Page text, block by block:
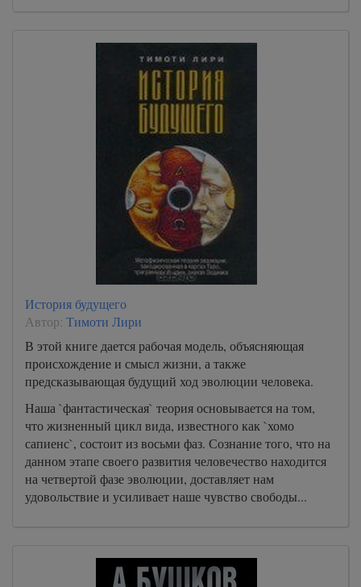
История будущего
Автор: Тимоти Лири
В этой книге дается рабочая модель, объясняющая
происхождение и смысл жизни, а также
предсказывающая будущий ход эволюции человека.
Наша `фантастическая` теория основывается на том,
что жизненный цикл вида, известного как `хомо
сапиенс`, состоит из восьми фаз. Сознание того, что на
данном этапе своего развития человечество находится
на четвертой фазе эволюции, доставляет нам
удовольствие и усиливает наше чувство свободы...